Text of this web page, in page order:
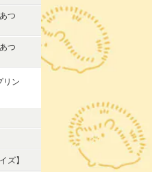
つ
つ
リン
ズ】